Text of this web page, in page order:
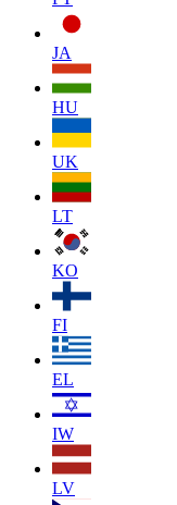
JA
HU
UK
LT
KO
FI
EL
IW
LV